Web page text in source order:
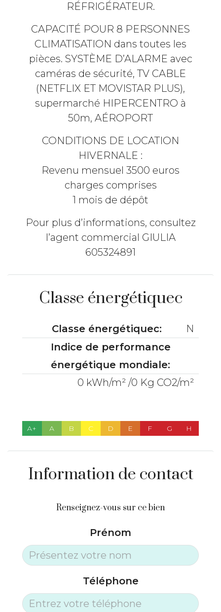
RÉFRIGÉRATEUR.
CAPACITÉ POUR 8 PERSONNES
CLIMATISATION dans toutes les
pièces. SYSTÈME D’ALARME avec
caméras de sécurité, TV CABLE
(NETFLIX ET MOVISTAR PLUS),
supermarché HIPERCENTRO à
50m, AÉROPORT
CONDITIONS DE LOCATION
HIVERNALE :
Revenu mensuel 3500 euros
charges comprises
1 mois de dépôt
Pour plus d’informations, consultez
l’agent commercial GIULIA
605324891
Classe énergétiquec
Classe énergétiquec:
N
Indice de performance
énergétique mondiale:
0 kWh/m² /0 Kg CO2/m²
A+ A B C D E F G H
Information de contact
Renseignez-vous sur ce bien
Prénom
Téléphone